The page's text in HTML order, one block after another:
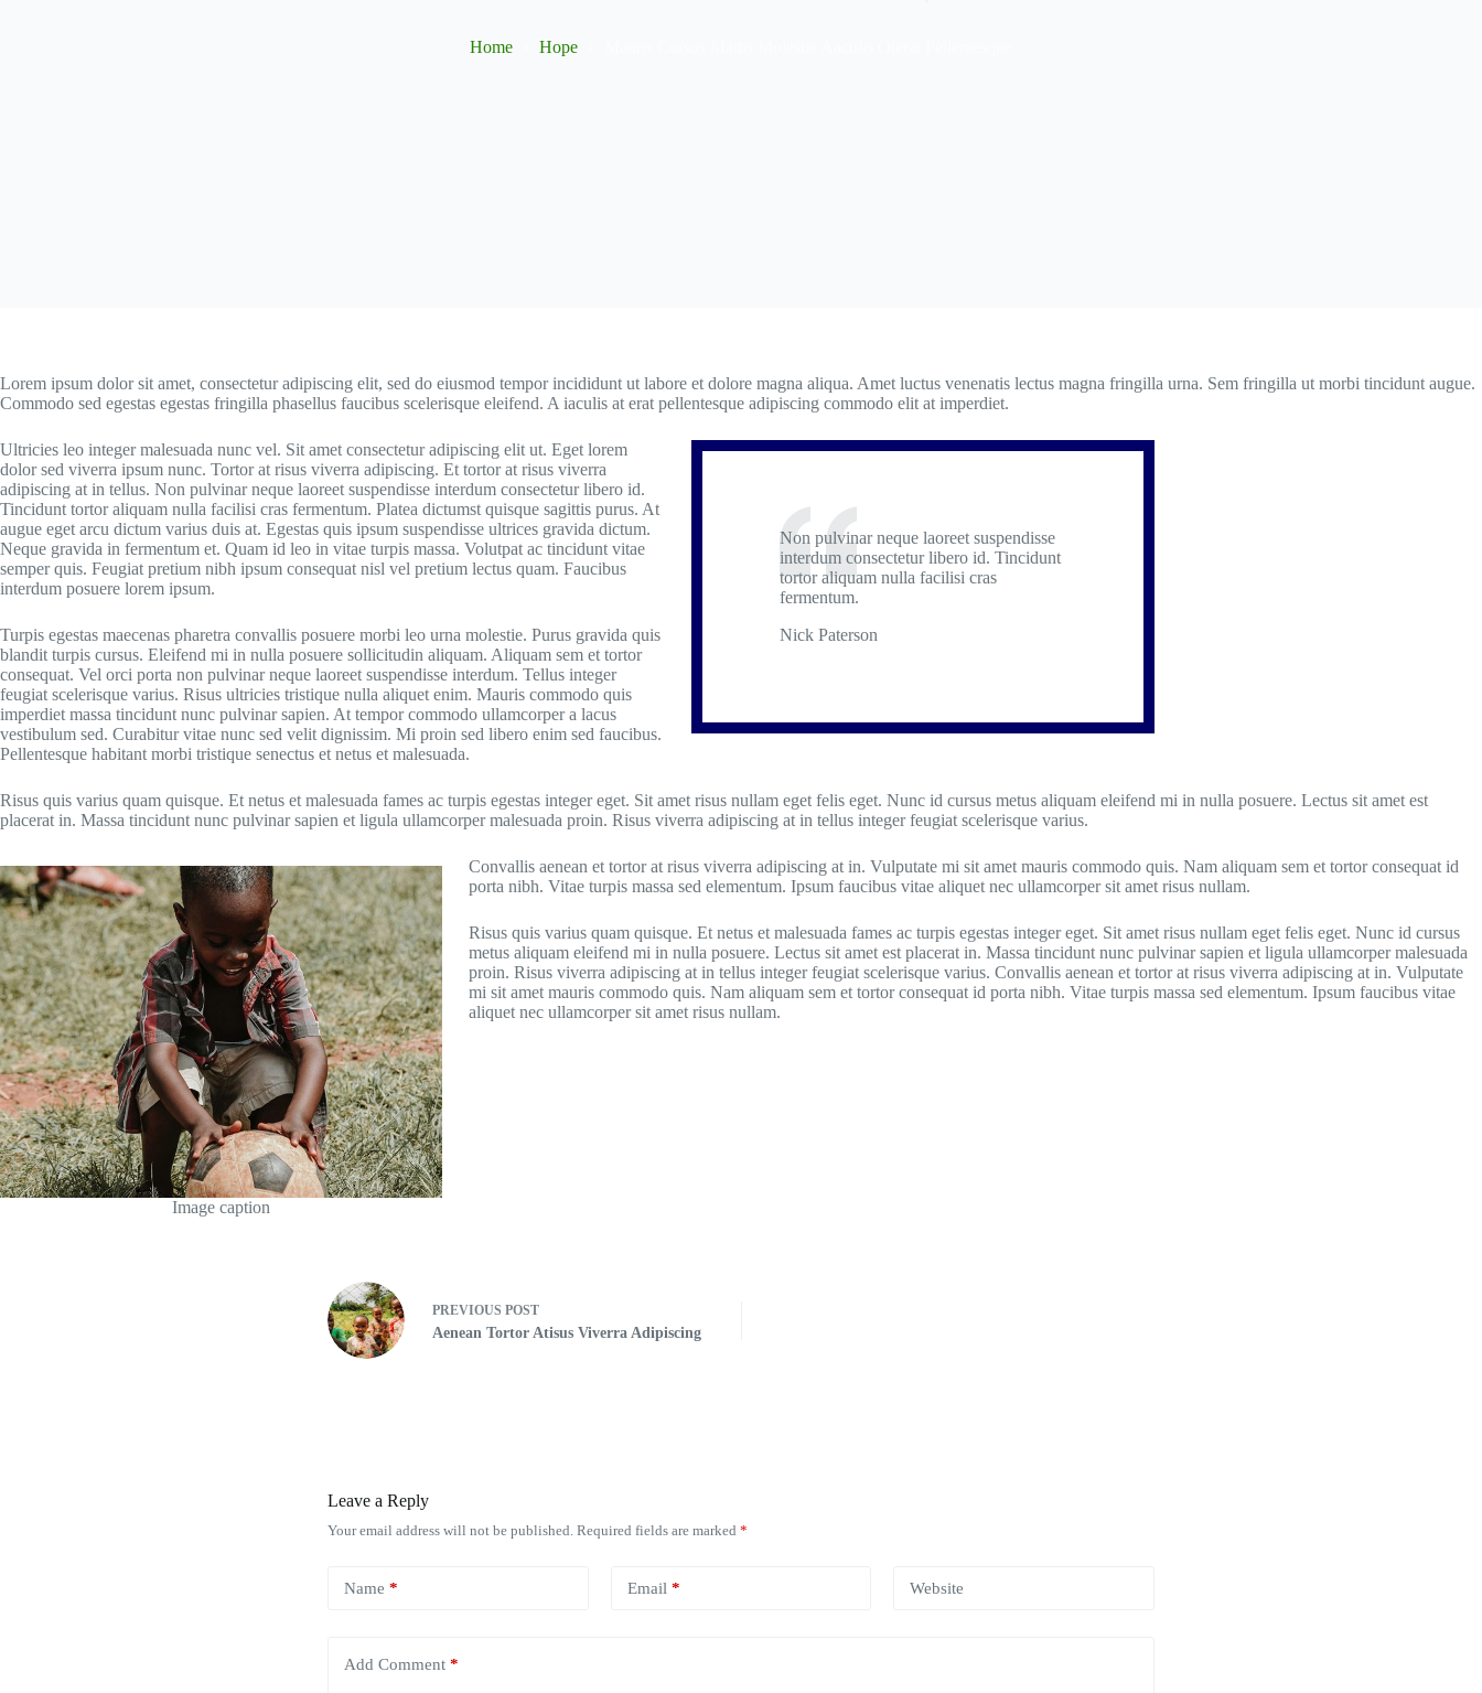
Home Hope
Lorem ipsum dolor sit amet, consectetur adipiscing elit, sed do eiusmod tempor incididunt ut labore et dolore magna aliqua. Amet luctus venenatis lectus magna fringilla urna. Sem fringilla ut morbi tincidunt augue.
Commodo sed egestas egestas fringilla phasellus faucibus scelerisque eleifend. A iaculis at erat pellentesque adipiscing commodo elit at imperdiet.
Non pulvinar neque laoreet suspendisse
interdum consectetur libero id. Tincidunt
tortor aliquam nulla facilisi cras
fermentum.
Nick Paterson
Ultricies leo integer malesuada nunc vel. Sit amet consectetur adipiscing elit ut. Eget lorem
dolor sed viverra ipsum nunc. Tortor at risus viverra adipiscing. Et tortor at risus viverra
adipiscing at in tellus. Non pulvinar neque laoreet suspendisse interdum consectetur libero id.
Tincidunt tortor aliquam nulla facilisi cras fermentum. Platea dictumst quisque sagittis purus. At
augue eget arcu dictum varius duis at. Egestas quis ipsum suspendisse ultrices gravida dictum.
Neque gravida in fermentum et. Quam id leo in vitae turpis massa. Volutpat ac tincidunt vitae
semper quis. Feugiat pretium nibh ipsum consequat nisl vel pretium lectus quam. Faucibus
interdum posuere lorem ipsum.
Turpis egestas maecenas pharetra convallis posuere morbi leo urna molestie. Purus gravida quis
blandit turpis cursus. Eleifend mi in nulla posuere sollicitudin aliquam. Aliquam sem et tortor
consequat. Vel orci porta non pulvinar neque laoreet suspendisse interdum. Tellus integer
feugiat scelerisque varius. Risus ultricies tristique nulla aliquet enim. Mauris commodo quis
imperdiet massa tincidunt nunc pulvinar sapien. At tempor commodo ullamcorper a lacus
vestibulum sed. Curabitur vitae nunc sed velit dignissim. Mi proin sed libero enim sed faucibus.
Pellentesque habitant morbi tristique senectus et netus et malesuada.
Risus quis varius quam quisque. Et netus et malesuada fames ac turpis egestas integer eget. Sit amet risus nullam eget felis eget. Nunc id cursus metus aliquam eleifend mi in nulla posuere. Lectus sit amet est
placerat in. Massa tincidunt nunc pulvinar sapien et ligula ullamcorper malesuada proin. Risus viverra adipiscing at in tellus integer feugiat scelerisque varius.
Image caption
Convallis aenean et tortor at risus viverra adipiscing at in. Vulputate mi sit amet mauris commodo quis. Nam aliquam sem et tortor consequat id
porta nibh. Vitae turpis massa sed elementum. Ipsum faucibus vitae aliquet nec ullamcorper sit amet risus nullam.
Risus quis varius quam quisque. Et netus et malesuada fames ac turpis egestas integer eget. Sit amet risus nullam eget felis eget. Nunc id cursus
metus aliquam eleifend mi in nulla posuere. Lectus sit amet est placerat in. Massa tincidunt nunc pulvinar sapien et ligula ullamcorper malesuada
proin. Risus viverra adipiscing at in tellus integer feugiat scelerisque varius. Convallis aenean et tortor at risus viverra adipiscing at in. Vulputate
mi sit amet mauris commodo quis. Nam aliquam sem et tortor consequat id porta nibh. Vitae turpis massa sed elementum. Ipsum faucibus vitae
aliquet nec ullamcorper sit amet risus nullam.
PREVIOUS POST
Aenean Tortor Atisus Viverra Adipiscing
Leave a Reply
Your email address will not be published. Required fields are marked *
Name * Email * Website
Add Comment *